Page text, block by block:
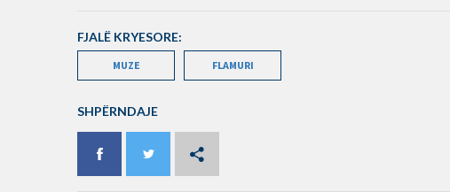
FJALË KRYESORE:
MUZE FLAMURI
SHPËRNDAJE